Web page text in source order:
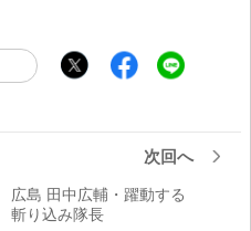
次回へ
広島 田中広輔・躍動する
斬り込み隊長